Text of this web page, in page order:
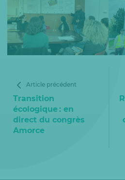
Article précédent
Transition
écologique : en
direct du congrès
Amorce